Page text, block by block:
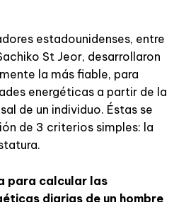
estadounidenses, entre
St Jeor, desarrollaron
la más fiable, para
energéticas a partir de la
de un individuo. Éstas se
de 3 criterios simples: la
para calcular las
diarias de un hombre